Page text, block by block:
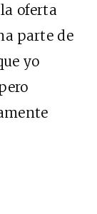
oferta
parte de
yo